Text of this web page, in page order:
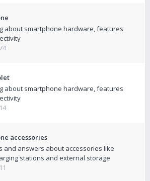
about smartphone hardware, features
74
about smartphone hardware, features
14
accessories
and answers about accessories like
stations and external storage
11